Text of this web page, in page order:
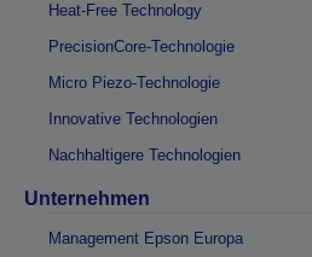
Heat-Free Technology
PrecisionCore-Technologie
Micro Piezo-Technologie
Innovative Technologien
Nachhaltigere Technologien
Unternehmen
Management Epson Europa